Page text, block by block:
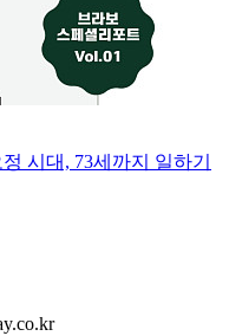
시대, 73세까지 일하기